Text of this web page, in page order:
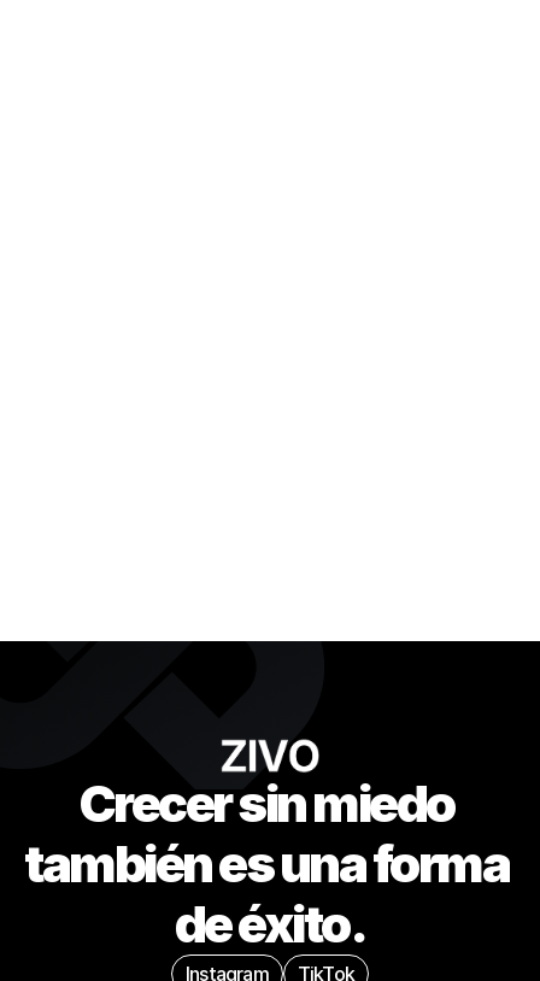
Crecer sin miedo
también es una forma
de éxito.
Instagram TikTok